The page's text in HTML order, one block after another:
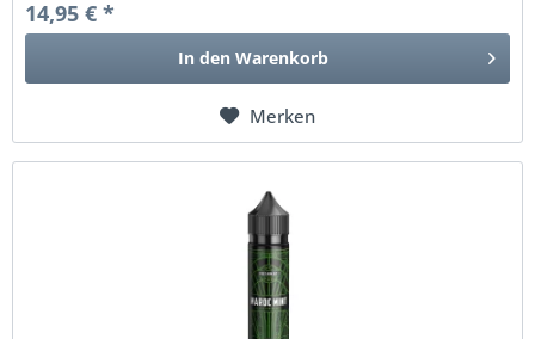
14,95 € *
In den Warenkorb
Merken